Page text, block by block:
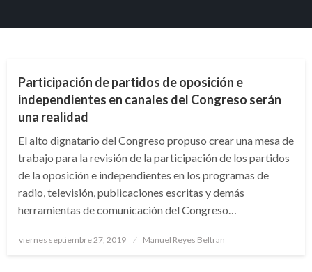
Participación de partidos de oposición e
independientes en canales del Congreso serán
una realidad
El alto dignatario del Congreso propuso crear una mesa de
trabajo para la revisión de la participación de los partidos
de la oposición e independientes en los programas de
radio, televisión, publicaciones escritas y demás
herramientas de comunicación del Congreso…
Publicado
viernes septiembre 27, 2019 Manuel Reyes Beltran